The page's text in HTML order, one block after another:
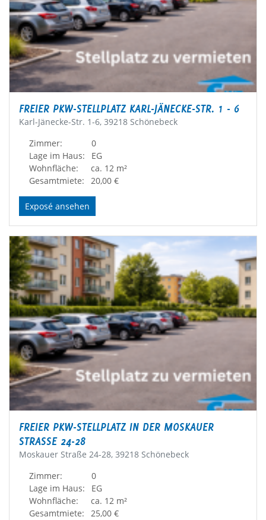
FREIER PKW-STELLPLATZ KARL-JÄNECKE-STR. 1 - 6
Karl-Jänecke-Str. 1-6, 39218 Schönebeck
Zimmer:
0
Lage im Haus:
EG
Wohnfläche:
ca. 12 m²
Gesamtmiete:
20,00 €
Exposé ansehen
FREIER PKW-STELLPLATZ IN DER MOSKAUER
STRASSE 24-28
Moskauer Straße 24-28, 39218 Schönebeck
Zimmer:
0
Lage im Haus:
EG
Wohnfläche:
ca. 12 m²
Gesamtmiete:
25,00 €